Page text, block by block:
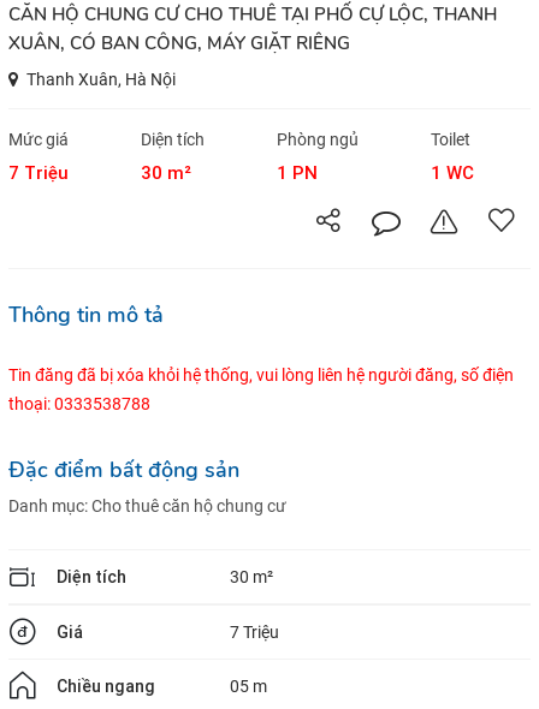
CĂN HỘ CHUNG CƯ CHO THUÊ TẠI PHỐ CỰ LỘC, THANH
XUÂN, CÓ BAN CÔNG, MÁY GIẶT RIÊNG
Thanh Xuân, Hà Nội
Mức giá
7 Triệu
Diện tích
30 m²
Phòng ngủ
1 PN
Toilet
1 WC
Thông tin mô tả
Tin đăng đã bị xóa khỏi hệ thống, vui lòng liên hệ người đăng, số điện
thoại: 0333538788
Đặc điểm bất động sản
Danh mục:Cho thuê căn hộ chung cư
Diện tích 30 m²
Giá 7 Triệu
Chiều ngang 05 m